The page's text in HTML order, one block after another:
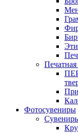
Фотосувениры